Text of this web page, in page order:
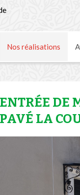
Nos réalisations
ENTRÉE DE
PAVÉ LA